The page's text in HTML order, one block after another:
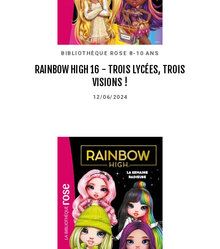
BIBLIOTHÈQUE ROSE 8-10 ANS
RAINBOW HIGH 16 - TROIS LYCÉES, TROIS
VISIONS !
12/06/2024